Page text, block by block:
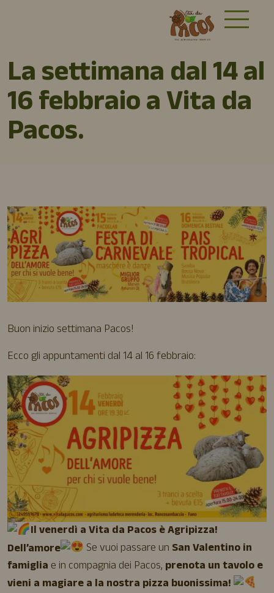
La settimana dal 14 al
16 febbraio a Vita da
Pacos.
Buon inizio settimana Pacos!
Ecco gli appuntamenti dal 14 al 16 febbraio:
Il venerdì a Vita da Pacos è Agripizza!
Dell’amore
Se vuoi passare un San Valentino in
famiglia e in compagnia dei Pacos, prenota un tavolo e
vieni a magiare a la nostra pizza buonissima!